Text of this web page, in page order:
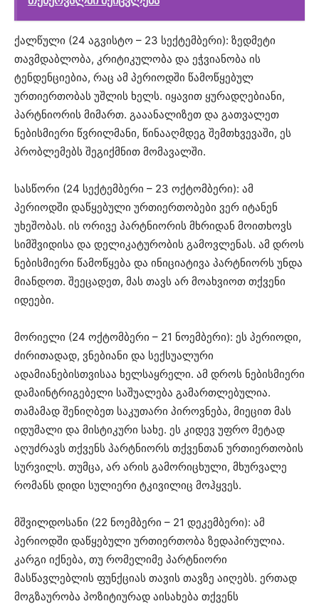
ქალწული (24 აგვისტო – 23 სექტემბერი): ზედმეტი
თავმდაბლობა, კრიტიკულობა და ეჭვიანობა ის
ტენდენციებია, რაც ამ პერიოდში წამოწყებულ
ურთიერთობას უშლის ხელს. იყავით ყურადღებიანი,
პარტნიორის მიმართ. გააანალიზეთ და გათვალეთ
ნებისმიერი წვრილმანი, წინააღმდეგ შემთხვევაში, ეს
პრობლემებს შეგიქმნით მომავალში.
სასწორი (24 სექტემბერი – 23 ოქტომბერი): ამ
პერიოდში დაწყებული ურთიერთობები ვერ იტანენ
უხეშობას. ის ორივე პარტნიორის მხრიდან მოითხოვს
სიმშვიდისა და დელიკატურობის გამოვლენას. ამ დროს
ნებისმიერი წამოწყება და ინიციატივა პარტნიორს უნდა
მიანდოთ. შეეცადეთ, მას თავს არ მოახვიოთ თქვენი
იდეები.
მორიელი (24 ოქტომბერი – 21 ნოემბერი): ეს პერიოდი,
ძირითადად, ვნებიანი და სექსუალური
ადამიანებისთვისაა ხელსაყრელი. ამ დროს ნებისმიერი
დამაინტრიგებელი საშუალება გამართლებულია.
თამამად შენიღბეთ საკუთარი პიროვნება, მიეცით მას
იდუმალი და მისტიკური სახე. ეს კიდევ უფრო მეტად
აღუძრავს თქვენს პარტნიორს თქვენთან ურთიერთობის
სურვილს. თუმცა, არ არის გამორიცხული, მხურვალე
რომანს დიდი სულიერი ტკივილიც მოჰყვეს.
მშვილდოსანი (22 ნოემბერი – 21 დეკემბერი): ამ
პერიოდში დაწყებული ურთიერთობა ზედაპირულია.
კარგი იქნება, თუ რომელიმე პარტნიორი
მასწავლებლის ფუნქციას თავის თავზე აიღებს. ერთად
მოგზაურობა პოზიტიურად აისახება თქვენს